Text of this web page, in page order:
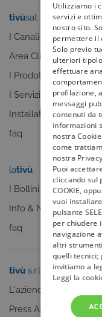
tivùsat
I Canali
Area Clienti
I Prodotti
I Servizi
Installatori
faq
lativù
I Bollini
Info & News
faq
tivù s.r.l.
L'azienda
Press Area
Utilizziamo i
servizi e
nostro sito.
permettere il
Solo previo
ulteriori
effettuare
profilazione,
messaggi
contenuti da
informazioni
nostra
come
nostra
Puoi
cliccando sul
COOKIE,
vuoi
pulsante
per chiudere
navigazione
altri
quelli tecnici;
invitiamo a
Leggi la